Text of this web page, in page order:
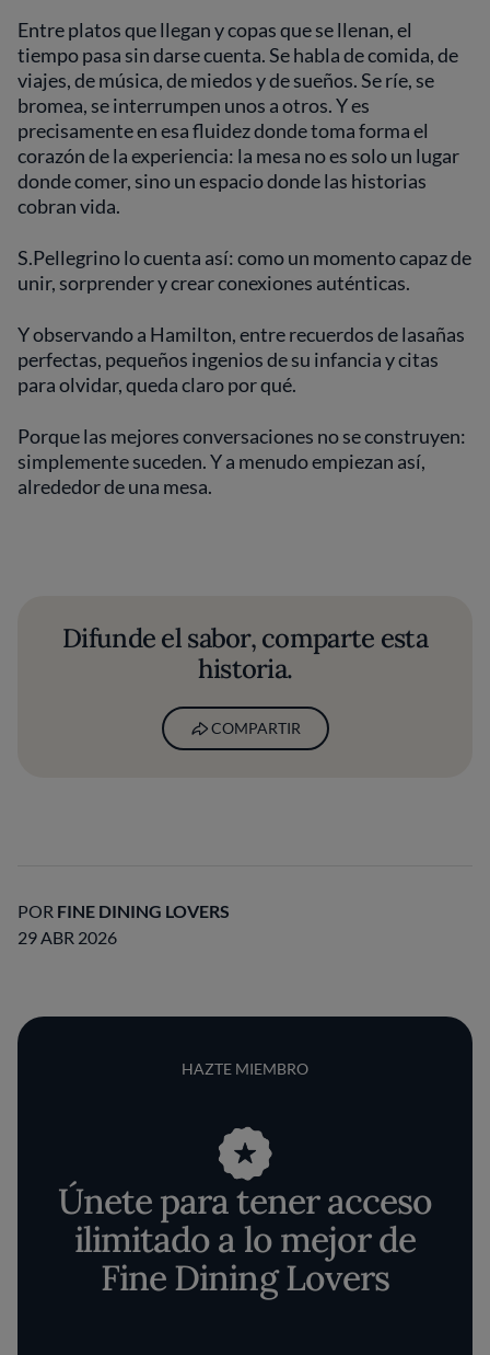
Entre platos que llegan y copas que se llenan, el
tiempo pasa sin darse cuenta. Se habla de comida, de
viajes, de música, de miedos y de sueños. Se ríe, se
bromea, se interrumpen unos a otros. Y es
precisamente en esa fluidez donde toma forma el
corazón de la experiencia: la mesa no es solo un lugar
donde comer, sino un espacio donde las historias
cobran vida.
S.Pellegrino lo cuenta así: como un momento capaz de
unir, sorprender y crear conexiones auténticas.
Y observando a Hamilton, entre recuerdos de lasañas
perfectas, pequeños ingenios de su infancia y citas
para olvidar, queda claro por qué.
Porque las mejores conversaciones no se construyen:
simplemente suceden. Y a menudo empiezan así,
alrededor de una mesa.
Difunde el sabor, comparte esta
historia.
COMPARTIR
POR FINE DINING LOVERS
29 ABR 2026
HAZTE MIEMBRO
Únete para tener acceso
ilimitado a lo mejor de
Fine Dining Lovers